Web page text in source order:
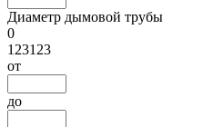
Диаметр дымовой трубы
0
123123
от
до